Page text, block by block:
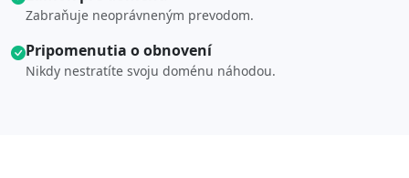
Zabraňuje neoprávneným prevodom.
Pripomenutia o obnovení
Nikdy nestratíte svoju doménu náhodou.